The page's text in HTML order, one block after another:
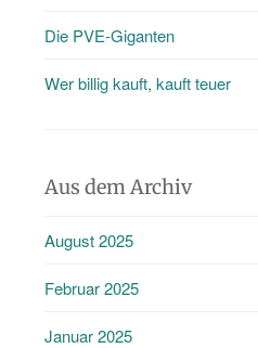
Die PVE-Giganten
Wer billig kauft, kauft teuer
Aus dem Archiv
August 2025
Februar 2025
Januar 2025